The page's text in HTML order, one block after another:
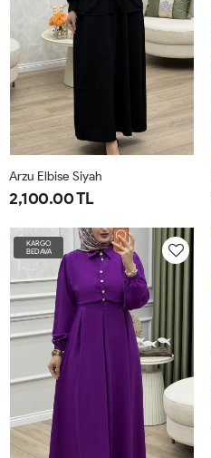
1-
4042
2-
4446
3-
4850
4-
5254
Arzu Elbise Siyah
2,100.00 TL
KARGO
BEDAVA